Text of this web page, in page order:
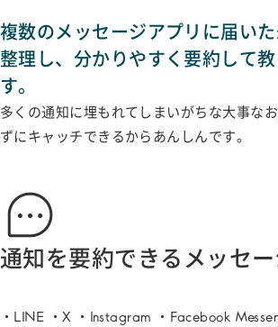
複数のメッセージアプリに届い
整理し、分かりやすく要約して
す。
多くの通知に埋もれてしまいがちな大事な
ずにキャッチできるからあんしんです。
通知を要約できる メッセ
LINE X Instagram Facebook